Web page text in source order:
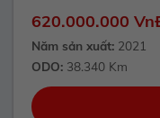
620.000.000
Năm sản xuất:2021
ODO:38.340 Km